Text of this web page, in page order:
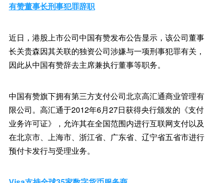
有赞董事长刑事犯罪辞职
近日，港股上市公司中国有赞发布公告显示，该公司董事
长关贵森因其关联的独资公司涉嫌与一项刑事犯罪有关，
因此从中国有赞辞去主席兼执行董事等职务。
中国有赞旗下拥有第三方支付公司北京高汇通商业管理有
限公司。高汇通于2012年6月27日获得央行颁发的《支付
业务许可证》，允许其在全国范围内进行互联网支付以及
在北京市、上海市、浙江省、广东省、辽宁省五省市进行
预付卡发行与受理业务。